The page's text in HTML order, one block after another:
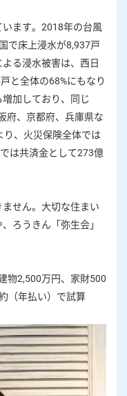
ます。2018年の台風
で床上浸水が8,937戸
る浸水被害は、西日
と全体の68%にもなり
加しており、同じ
府、京都府、兵庫県な
り、火災保険全体では
は共済金として273億
せん。大切な住まい
ろうきん「弥生会」
物2,500万円、家財500
（年払い）で試算